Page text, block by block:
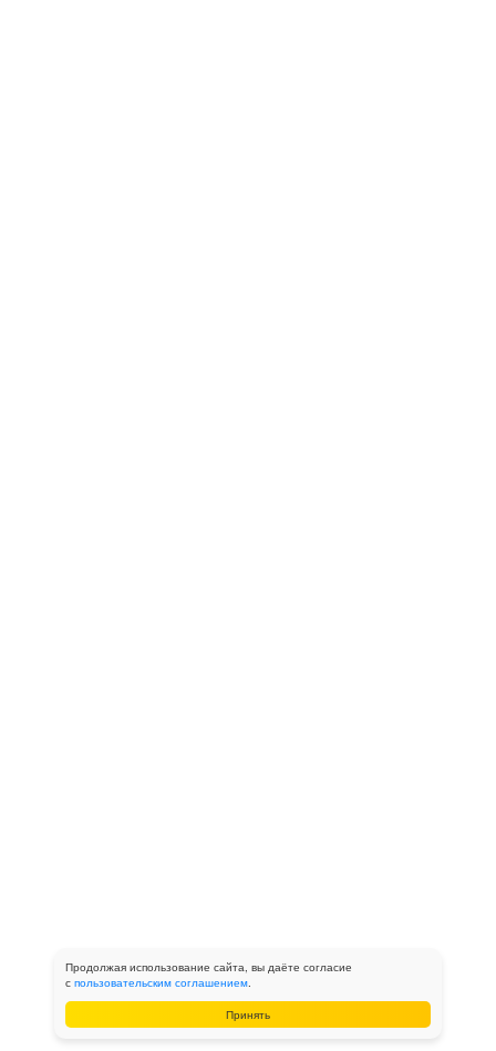
Продолжая использование сайта, вы даёте согласие
с пользовательским соглашением.
Принять